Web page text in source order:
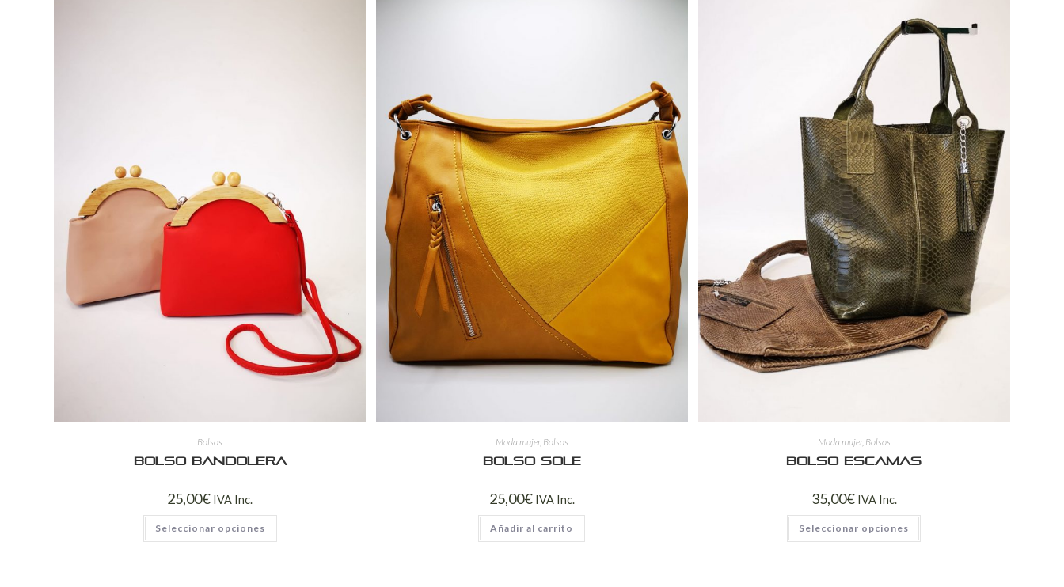
Bolsos
Bolso bandolera
25,00€ IVA Inc.
Seleccionar opciones
Moda mujer, Bolsos
Bolso Sole
25,00€ IVA Inc.
Añadir al carrito
Moda mujer, Bolsos
Bolso escamas
35,00€ IVA Inc.
Seleccionar opciones